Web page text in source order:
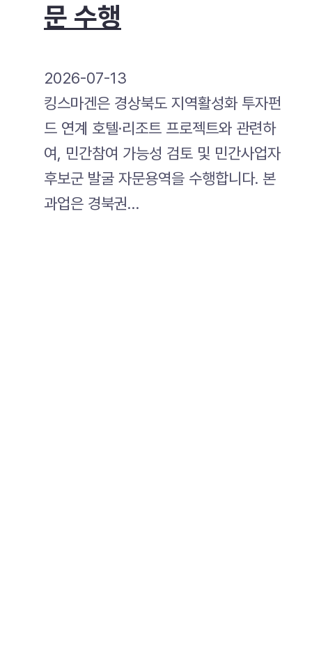
문 수행
2026-07-13
킹스마겐은 경상북도 지역활성화 투자펀
드 연계 호텔·리조트 프로젝트와 관련하
여, 민간참여 가능성 검토 및 민간사업자
후보군 발굴 자문용역을 수행합니다. 본
과업은 경북권…